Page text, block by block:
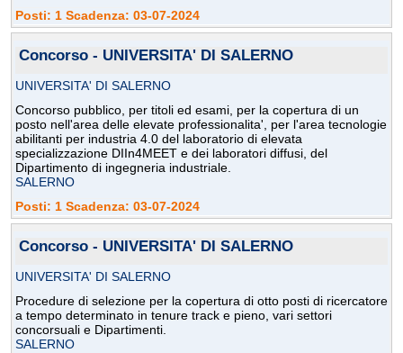
Posti: 1 Scadenza: 03-07-2024
Concorso - UNIVERSITA' DI SALERNO
UNIVERSITA' DI SALERNO
Concorso pubblico, per titoli ed esami, per la copertura di un
posto nell'area delle elevate professionalita', per l'area tecnologie
abilitanti per industria 4.0 del laboratorio di elevata
specializzazione DIIn4MEET e dei laboratori diffusi, del
Dipartimento di ingegneria industriale.
SALERNO
Posti: 1 Scadenza: 03-07-2024
Concorso - UNIVERSITA' DI SALERNO
UNIVERSITA' DI SALERNO
Procedure di selezione per la copertura di otto posti di ricercatore
a tempo determinato in tenure track e pieno, vari settori
concorsuali e Dipartimenti.
SALERNO